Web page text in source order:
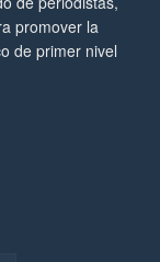
promover la
de primer nivel